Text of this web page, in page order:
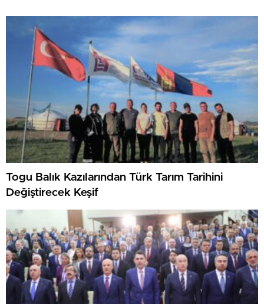
Togu Balık Kazılarından Türk Tarım Tarihini
Değiştirecek Keşif